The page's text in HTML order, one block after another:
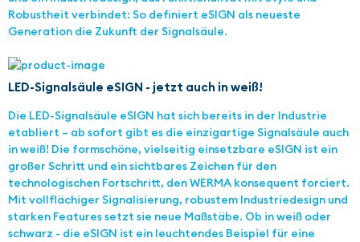
Robustheit verbindet: So definiert eSIGN als neueste
Generation die Zukunft der Signalsäule.
LED-Signalsäule eSIGN - jetzt auch in weiß!
Die LED-Signalsäule eSIGN hat sich bereits in der Industrie
etabliert – ab sofort gibt es die einzigartige Signalsäule auch
in weiß! Die formschöne, vielseitig einsetzbare eSIGN ist ein
großer Schritt und ein sichtbares Zeichen für den
technologischen Fortschritt, den WERMA konsequent forciert.
Mit vollflächiger Signalisierung, robustem Industriedesign und
starken Features setzt sie neue Maßstäbe. Ob in weiß oder
schwarz - die eSIGN ist ein leuchtendes Beispiel für eine